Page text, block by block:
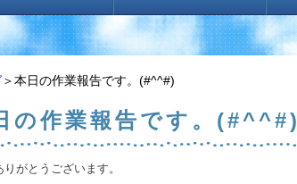
＞本日の作業報告です。(#^^#)
の作業報告です。(#^^#)
がとうございます。